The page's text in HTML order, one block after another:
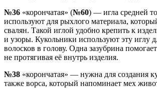
№36 «корончатая» (№60) — игла средней
используют для рыхлого материала,
свалян. Такой иглой удобно крепить к
и узоры. Кукольники используют эту иглу
волосков в голову. Одна зазубрина
не протягивая её внутрь изделия.
№38 «корончатая» — нужна для создания
также ворса, который напоминает мех